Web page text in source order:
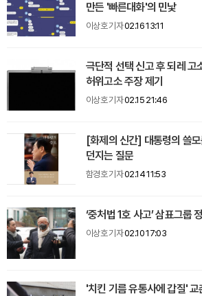
만든 '빠른대화'의 민낯
이상호 기자02.16 13:11
극단적 선택 신고 후 되레
허위고소 주장 제기
이상호 기자02.15 21:46
[화제의 신간] 대통령의 쓸
던지는 질문
함경호 기자02.14 11:53
‘중처법 1호 사고’ 삼표그룹
이상호 기자02.10 17:03
'치킨 기름 유통사에 갑질'